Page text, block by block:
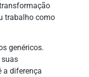
trabalho como
genéricos.
suas
a diferença